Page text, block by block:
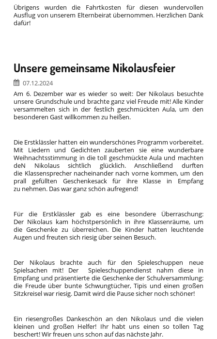
Übrigens wurden die Fahrtkosten für diesen wundervollen
Ausflug von unserem Elternbeirat übernommen. Herzlichen Dank
dafür!
Unsere gemeinsame Nikolausfeier
07.12.2024
Am 6. Dezember war es wieder so weit: Der Nikolaus besuchte
unsere Grundschule und brachte ganz viel Freude mit! Alle Kinder
versammelten sich in der festlich geschmückten Aula, um den
besonderen Gast willkommen zu heißen.
Die Erstklässler hatten ein wunderschönes Programm vorbereitet.
Mit Liedern und Gedichten zauberten sie eine wunderbare
Weihnachtsstimmung in die toll geschmückte Aula und machten
deN Nikolaus sichtlich glücklich. Anschließend durften
die Klassensprecher nacheinander nach vorne kommen, um den
prall gefüllten Geschenkesack für ihre Klasse in Empfang
zu nehmen. Das war ganz schön aufregend!
Für die Erstklässler gab es eine besondere Überraschung:
Der Nikolaus kam höchstpersönlich in ihre Klassenräume, um
die Geschenke zu überreichen. Die Kinder hatten leuchtende
Augen und freuten sich riesig über seinen Besuch.
Der Nikolaus brachte auch für den Spieleschuppen neue
Spielsachen mit! Der Spieleschuppendienst nahm diese in
Empfang und präsentierte die Geschenke der Schulversammlung:
die Freude über bunte Schwungtücher, Tipis und einen großen
Sitzkreisel war riesig. Damit wird die Pause sicher noch schöner!
Ein riesengroßes Dankeschön an den Nikolaus und die vielen
kleinen und großen Helfer! Ihr habt uns einen so tollen Tag
beschert! Wir freuen uns schon auf das nächste Jahr.